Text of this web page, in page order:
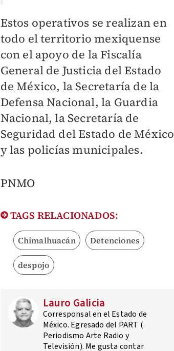
Estos operativos se realizan en
todo el territorio mexiquense
con el apoyo de la Fiscalía
General de Justicia del Estado
de México, la Secretaría de la
Defensa Nacional, la Guardia
Nacional, la Secretaría de
Seguridad del Estado de México
y las policías municipales.
PNMO
TAGS RELACIONADOS:
Chimalhuacán Detenciones
despojo
Lauro Galicia
Corresponsal en el Estado de
México. Egresado del PART (
Periodismo Arte Radio y
Televisión). Me gusta contar